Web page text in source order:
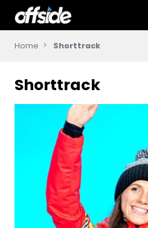
Home Shorttrack
Shorttrack